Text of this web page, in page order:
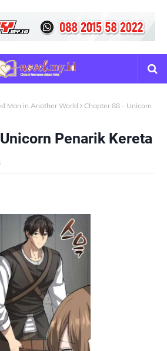
Man in Another World
Chapter 88 - Unicorn
Penarik Kereta